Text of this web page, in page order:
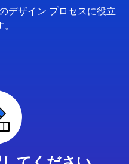
デザイン プロセスに役立